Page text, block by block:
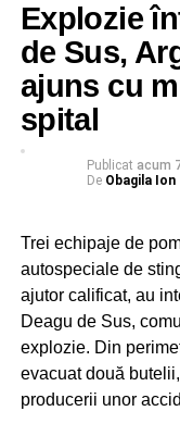
Explozie
de Sus,
ajuns cu
spital
Publicat acum
De Obagila Ion
Trei echipaje de
autospeciale de
ajutor calificat, au
Deagu de Sus,
explozie. Din
evacuat două
producerii unor